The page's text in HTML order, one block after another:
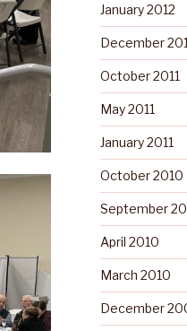
January 2012
December
October 2011
May 2011
January 2011
October 2010
September
April 2010
March 2010
December